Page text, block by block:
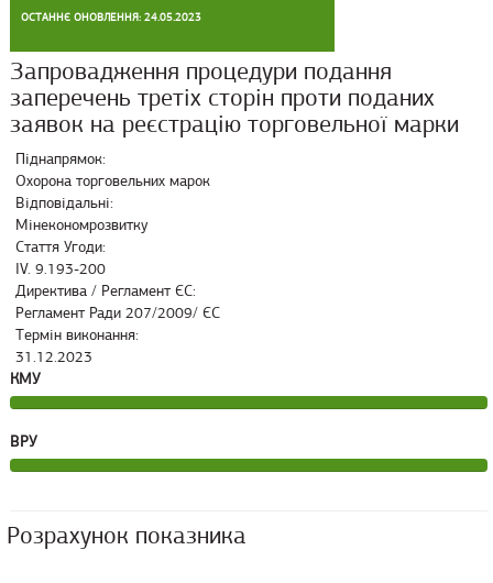
ОСТАННЄ ОНОВЛЕННЯ: 24.05.2023
Запровадження процедури подання
заперечень третіх сторін проти поданих
заявок на реєстрацію торговельної марки
Піднапрямок:
Охорона торговельних марок
Відповідальні:
Мінекономрозвитку
Стаття Угоди:
ІV. 9.193-200
Директива / Регламент ЄС:
Регламент Ради 207/2009/ ЄС
Термін виконання:
31.12.2023
КМУ
ВРУ
Розрахунок показника